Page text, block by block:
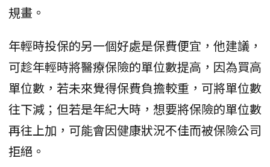
規畫。
年輕時投保的另一個好處是保費便宜，他建議，
可趁年輕時將醫療保險的單位數提高，因為買高
單位數，若未來覺得保費負擔較重，可將單位數
往下減；但若是年紀大時，想要將保險的單位數
再往上加，可能會因健康狀況不佳而被保險公司
拒絕。